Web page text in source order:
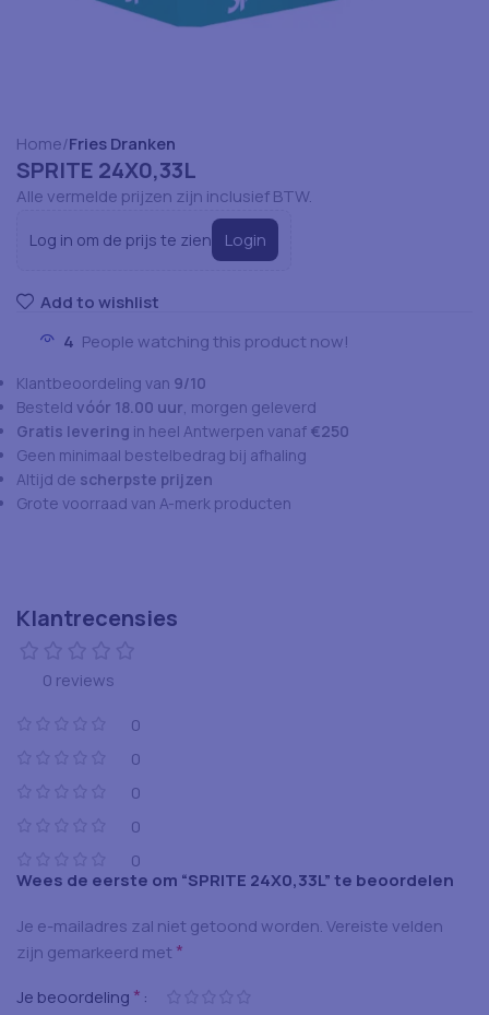
Home Fries Dranken
SPRITE 24X0,33L
Alle vermelde prijzen zijn inclusief BTW.
Log in om de prijs te zien Login
Add to wishlist
4 People watching this product now!
Klantbeoordeling van 9/10
Besteld vóór 18.00 uur, morgen geleverd
Gratis levering in heel Antwerpen vanaf €250
Geen minimaal bestelbedrag bij afhaling
Altijd de scherpste prijzen
Grote voorraad van A-merk producten
Klantrecensies
0 reviews
0
0
0
0
0
Wees de eerste om “SPRITE 24X0,33L” te beoordelen
Je e-mailadres zal niet getoond worden.Vereiste velden
zijn gemarkeerd met *
Je beoordeling *